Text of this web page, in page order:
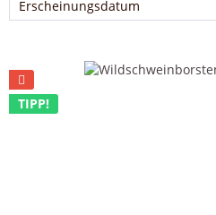
TIPP!